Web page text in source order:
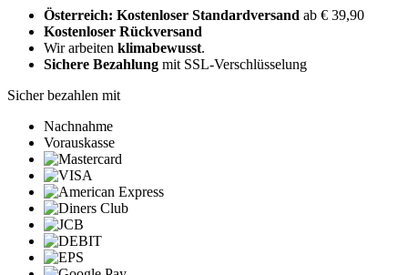
Österreich: Kostenloser Standardversand ab € 39,90
Kostenloser Rückversand
Wir arbeiten klimabewusst.
Sichere Bezahlung mit SSL-Verschlüsselung
Sicher bezahlen mit
Nachnahme
Vorauskasse